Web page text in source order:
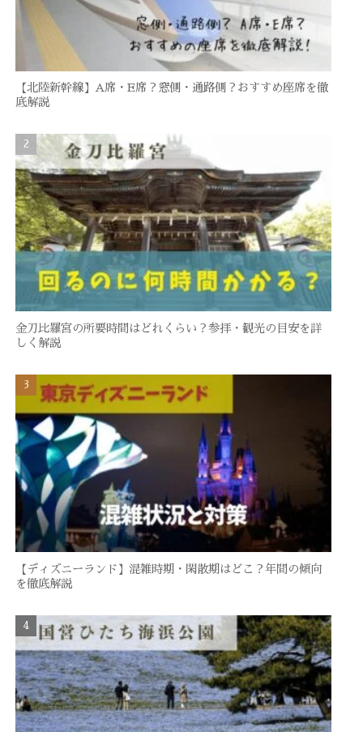
【北陸新幹線】A席・E席？窓側・通路側？おすすめ座席を徹
底解説
金刀比羅宮の所要時間はどれくらい？参拝・観光の目安を詳
しく解説
【ディズニーランド】混雑時期・閑散期はどこ？年間の傾向
を徹底解説